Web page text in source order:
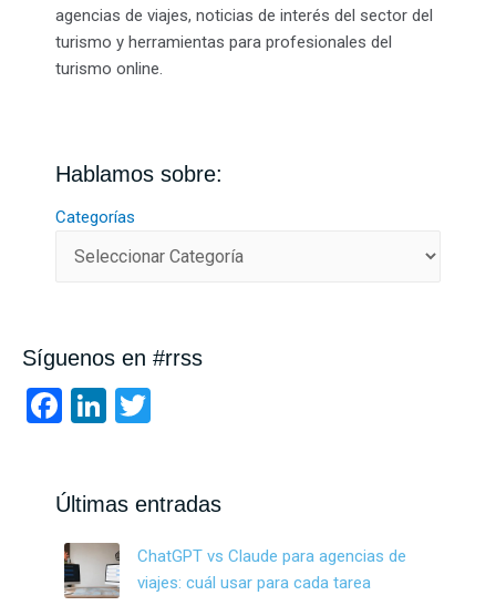
agencias de viajes, noticias de interés del sector del
turismo y herramientas para profesionales del
turismo online.
Hablamos sobre:
Categorías
Síguenos en #rrss
F
b
o
o
Li
dI
n
er
Últimas entradas
ChatGPT vs Claude para agencias de
viajes: cuál usar para cada tarea